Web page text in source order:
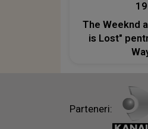
The Weeknd
is Lost"
Parteneri: